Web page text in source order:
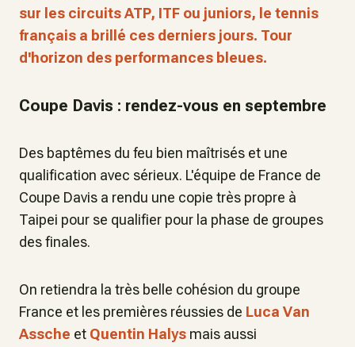
sur les circuits ATP, ITF ou juniors, le tennis
français a brillé ces derniers jours. Tour
d'horizon des performances bleues.
Coupe Davis : rendez-vous en septembre
Des baptêmes du feu bien maîtrisés et une
qualification avec sérieux. L'équipe de France de
Coupe Davis a rendu une copie très propre à
Taipei pour se qualifier pour la phase de groupes
des finales.
On retiendra la très belle cohésion du groupe
France et les premières réussies de Luca Van
Assche et Quentin Halys mais aussi